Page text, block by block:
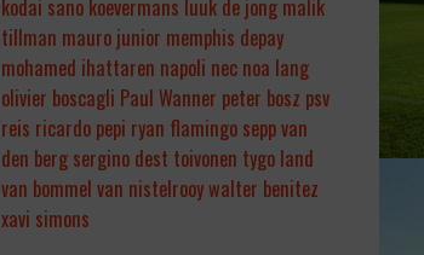
kodai sano koevermans luuk de jong malik
tillman mauro junior memphis depay
mohamed ihattaren napoli nec noa lang
olivier boscagli Paul Wanner peter bosz psv
reis ricardo pepi ryan flamingo sepp van
den berg sergino dest toivonen tygo land
van bommel van nistelrooywalter benitez
xavi simons